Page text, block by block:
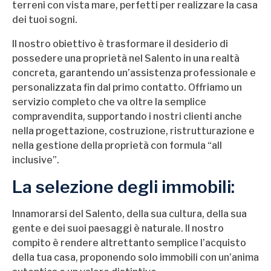
terreni con vista mare, perfetti per realizzare la casa
dei tuoi sogni.
Il nostro obiettivo è trasformare il desiderio di
possedere una proprietà nel Salento in una realtà
concreta, garantendo un’assistenza professionale e
personalizzata fin dal primo contatto. Offriamo un
servizio completo che va oltre la semplice
compravendita, supportando i nostri clienti anche
nella progettazione, costruzione, ristrutturazione e
nella gestione della proprietà con formula “all
inclusive”.
La selezione degli immobili:
Innamorarsi del Salento, della sua cultura, della sua
gente e dei suoi paesaggi è naturale. Il nostro
compito è rendere altrettanto semplice l’acquisto
della tua casa, proponendo solo immobili con un’anima